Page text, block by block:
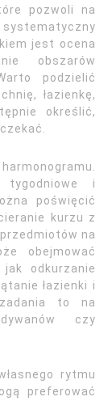
pozwoli na
systematyczny
jest ocena
obszarów
podzielić
łazienkę,
określić,
tygodniowe i
poświęcić
kurzu z
na
obejmować
odkurzanie
łazienki i
to na
czy
rytmu
preferować